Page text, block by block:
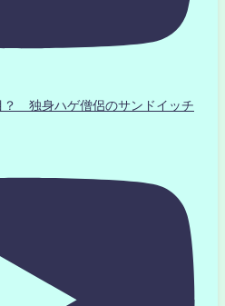
？ 独身ハゲ僧侶のサンドイッチ